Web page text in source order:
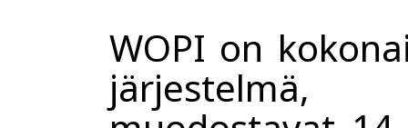
WOPI on